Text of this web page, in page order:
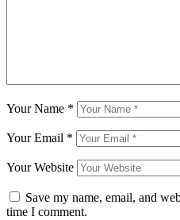
Your Name *
Your Email *
Your Website
Save my name, email, and
time I comment.